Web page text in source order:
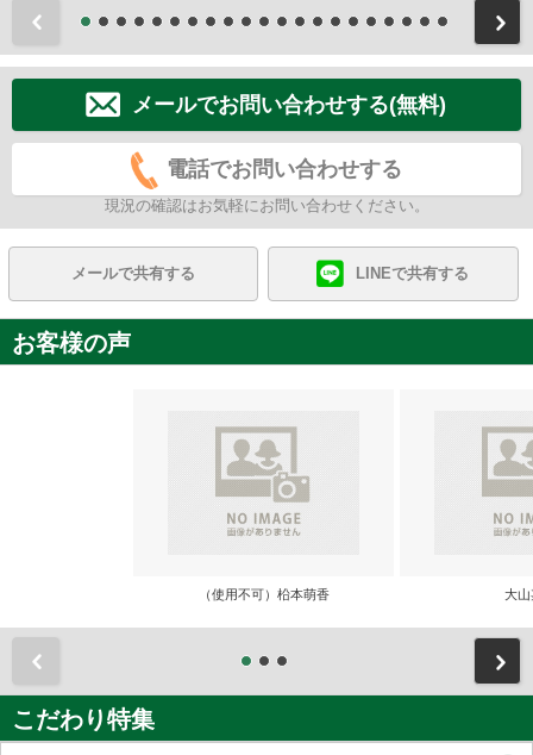
前
メールでお問い合わせする(無料)
電話でお問い合わせする
現況の確認はお気軽にお問い合わせください。
メールで共有する LINEで共有する
お客様の声
（使用不可）柗本萌香 大山
こだわり特集